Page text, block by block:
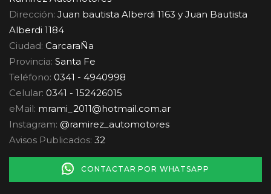
Dirección: Juan bautista Alberdi 1163 y Juan Bautista
Alberdi 1184
Ciudad: CarcaraÑa
Provincia: Santa Fe
Teléfono: 0341 - 4940998
Celular: 0341 - 152426015
eMail: mrami_2011@hotmail.com.ar
Instagram: @ramirez_automotores
Avisos Publicados: 32
CONTACTAR POR WHATSAPP